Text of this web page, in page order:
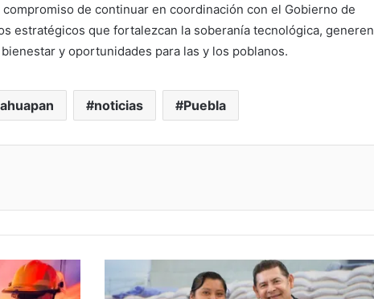
de continuar en coordinación con el Gobierno de
estratégicos que fortalezcan la soberanía tecnológica, generen
y oportunidades para las y los poblanos.
noticias Puebla